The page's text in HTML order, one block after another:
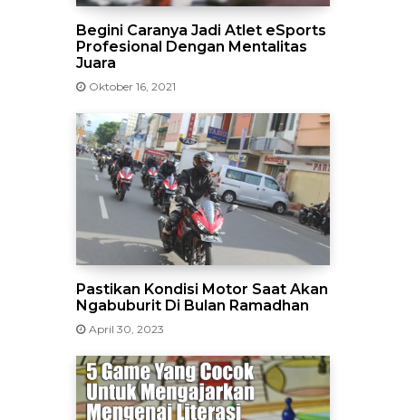
Begini Caranya Jadi Atlet eSports
Profesional Dengan Mentalitas
Juara
Oktober 16, 2021
Pastikan Kondisi Motor Saat Akan
Ngabuburit Di Bulan Ramadhan
April 30, 2023